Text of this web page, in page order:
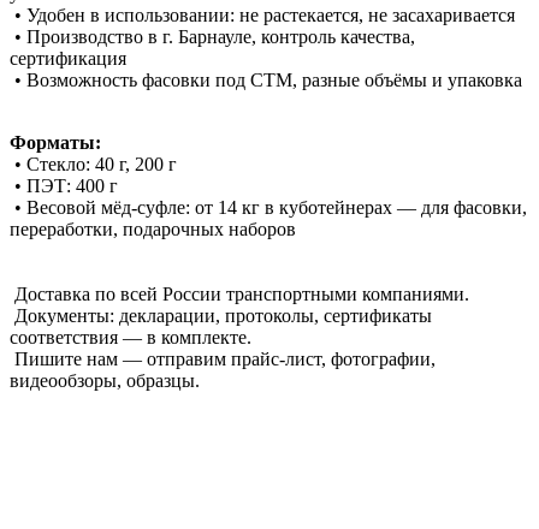
• Удобен в использовании: не растекается, не засахаривается
• Производство в г. Барнауле, контроль качества,
сертификация
• Возможность фасовки под СТМ, разные объёмы и упаковка
Форматы:
• Стекло: 40 г, 200 г
• ПЭТ: 400 г
• Весовой мёд-суфле: от 14 кг в куботейнерах — для фасовки,
переработки, подарочных наборов
Доставка по всей России транспортными компаниями.
Документы: декларации, протоколы, сертификаты
соответствия — в комплекте.
Пишите нам — отправим прайс-лист, фотографии,
видеообзоры, образцы.